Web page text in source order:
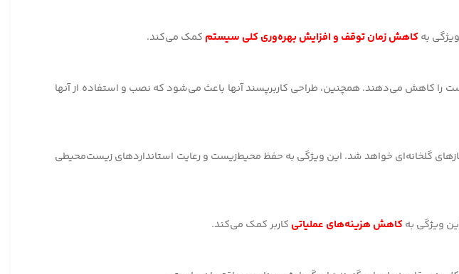
بهکاهش زمان توقف و افزایش بهره‌وری کلی سیستم کمک می‌کند.
را کاهش می‌دهند. همچنین، طراحی کاربرپسند آنها باعث می‌شود که نصب و استفاده از آنها
گلخانه‌ای خواهد شد. این ویژگی به حفظ محیط‌زیست و رعایت استانداردهای زیست‌محیطی
ویژگی بهکاهش هزینه‌های عملیاتی کاربر کمک می‌کند.